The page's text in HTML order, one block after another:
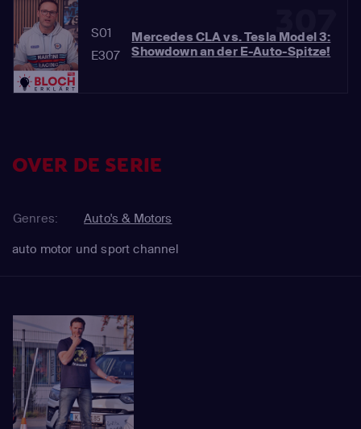
307
S01
E307
Mercedes CLA vs. Tesla Model 3:
Showdown an der E-Auto-Spitze!
OVER DE SERIE
Genres:
Auto's & Motors
auto motor und sport channel